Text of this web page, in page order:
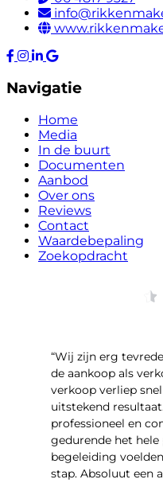
Navigatie
Home
Media
In de buurt
Documenten
Aanbod
Over ons
Reviews
Contact
Waardebepaling
Zoekopdracht
“Wij zijn erg
de aankoop als
verkoop verliep
uitstekend
professioneel en
gedurende het hele
begeleiding
stap. Absoluut een